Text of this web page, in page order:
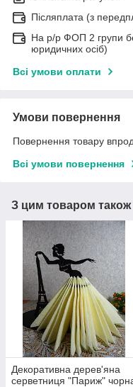
Післяплата (з
На р/р ФОП 2 групи
юридичних осіб)
Всі умови оплати
Умови повернення
Повернення товару
Всі умови повернення
З цим товаром
Декоративна дерев'яна
серветниця "Париж"